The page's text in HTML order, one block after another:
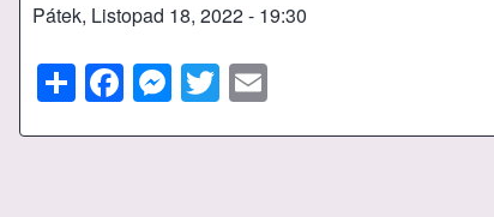
Pátek, Listopad 18, 2022 - 19:30
S
h
ar
F
a
c
M
e
ss
T
wi
tt ail